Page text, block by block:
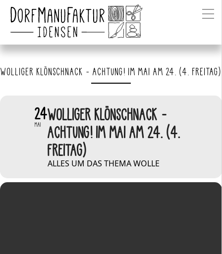
WOLLIGER KLÖNSCHNACK - ACHTUNG! IM MAI AM 24. (4. FREITAG)
24
MAI
WOLLIGER KLÖNSCHNACK -
ACHTUNG! IM MAI AM 24. (4.
FREITAG)
ALLES UM DAS THEMA WOLLE